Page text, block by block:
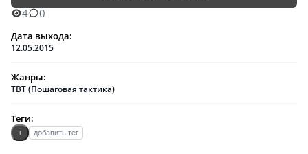
4 0
Дата выхода:
12.05.2015
Жанры:
TBT (Пошаговая тактика)
Теги:
+ добавить тег